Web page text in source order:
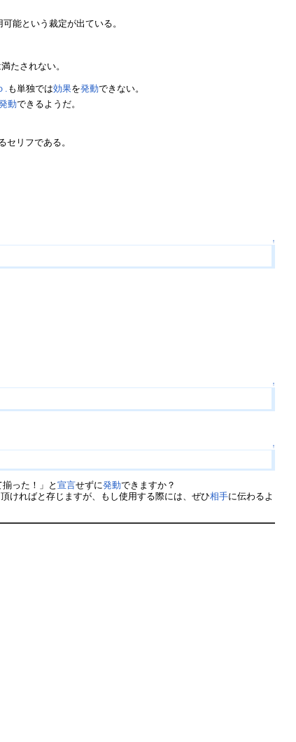
能という裁定が出ている。
たされない。
. も単独では効果を発動できない。
動できるようだ。
セリフである。
↑
↑
↑
揃った！」と宣言せずに発動できますか？
ければと存じますが、もし使用する際には、ぜひ相手に伝わるよ